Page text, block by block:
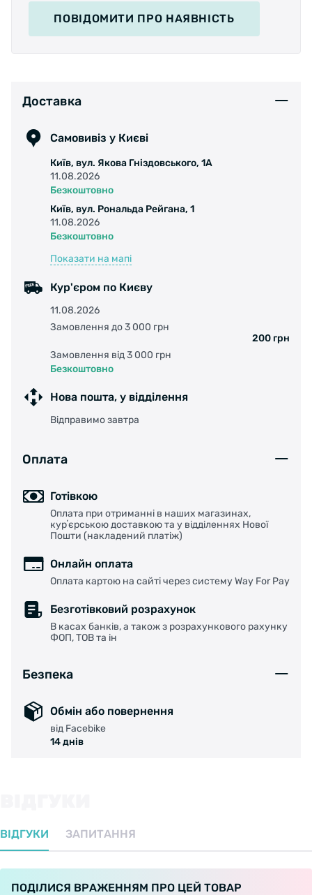
ПОВІДОМИТИ ПРО НАЯВНІСТЬ
Доставка
Самовивіз у Києві
Київ, вул. Якова Гніздовського, 1А
11.08.2026
Безкоштовно
Київ, вул. Рональда Рейгана, 1
11.08.2026
Безкоштовно
Показати на мапі
Кур'єром по Києву
11.08.2026
Замовлення до 3 000 грн
200 грн
Замовлення від 3 000 грн
Безкоштовно
Нова пошта, у відділення
Відправимо завтра
Оплата
Готівкою
Оплата при отриманні в наших магазинах,
курʼєрською доставкою та у відділеннях Нової
Пошти (накладений платіж)
Онлайн оплата
Оплата картою на сайті через систему Way For Pay
Безготівковий розрахунок
В касах банків, а також з розрахункового рахунку
ФОП, ТОВ та ін
Безпека
Обмін або повернення
від Facebike
14 днів
ВІДГУКИ ЗАПИТАННЯ
ПОДІЛИСЯ ВРАЖЕННЯМ ПРО ЦЕЙ ТОВАР